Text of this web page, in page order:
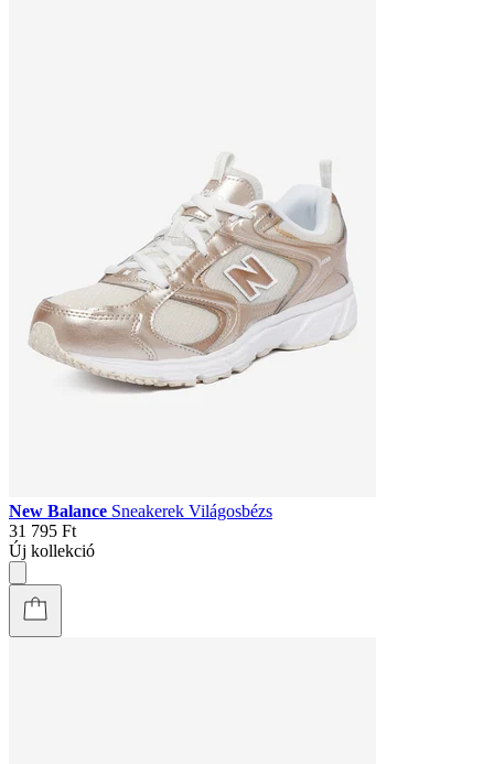
New Balance Sneakerek Világosbézs
31 795 Ft
Új kollekció